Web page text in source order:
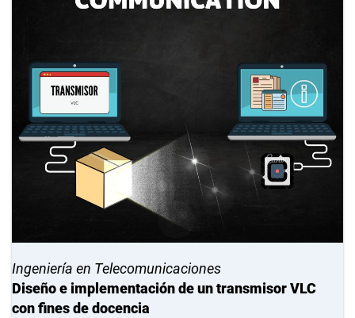
Ingeniería en Telecomunicaciones
Diseño e implementación de un transmisor VLC
con fines de docencia